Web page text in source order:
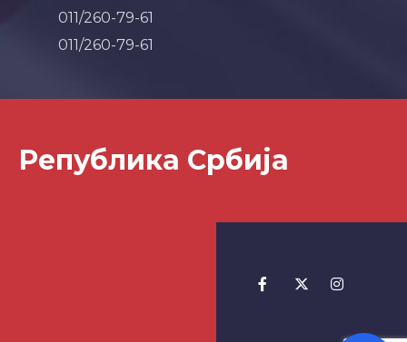
011/260-79-61
011/260-79-61
Република Србија